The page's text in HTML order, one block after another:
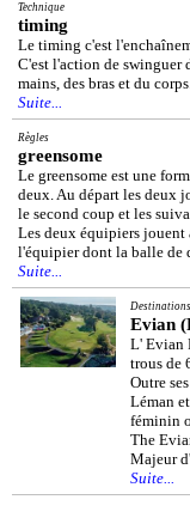
Technique
timing
Le timing c'est
C'est l'action de swinguer
mains, des bras et du
Suite...
Règles
greensome
Le greensome est une
deux. Au départ les deux
le second coup et les
Les deux équipiers
l'équipier dont la balle de
Suite...
Destinations
Evian
L' Evian
trous de
Outre
Léman
féminin
The
Majeur
Suite...